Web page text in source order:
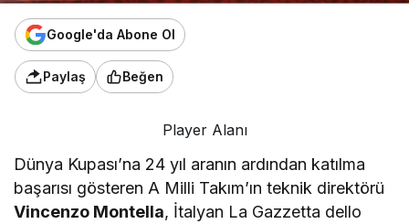
Google'da Abone Ol
Paylaş Beğen
Player Alanı
Dünya Kupası’na 24 yıl aranın ardından katılma
başarısı gösteren A Milli Takım’ın teknik direktörü
Vincenzo Montella, İtalyan La Gazzetta dello